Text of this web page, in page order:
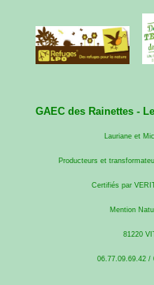
GAEC des Rainettes -
Lauriane et
Producteurs et
Certifiés par
Mention
81220
06.77.09.69.42 /